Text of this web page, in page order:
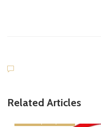
Related Articles